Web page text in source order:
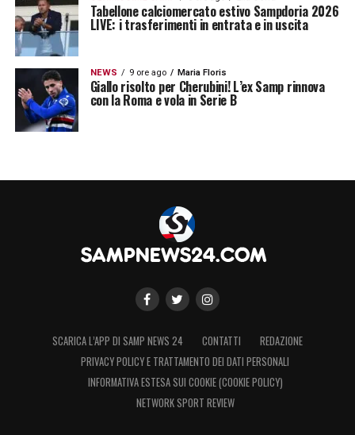
Tabellone calciomercato estivo Sampdoria 2026
LIVE: i trasferimenti in entrata e in uscita
NEWS 9 ore ago Maria Floris
Giallo risolto per Cherubini! L’ex Samp rinnova
con la Roma e vola in Serie B
SCARICA L’APP DI SAMP NEWS 24 CONTATTI
REDAZIONE
PRIVACY POLICY E TRATTAMENTO DEI DATI PERSONALI
INFORMATIVA ESTESA SUI COOKIE (COOKIE POLICY)
NETWORK SPORT REVIEW